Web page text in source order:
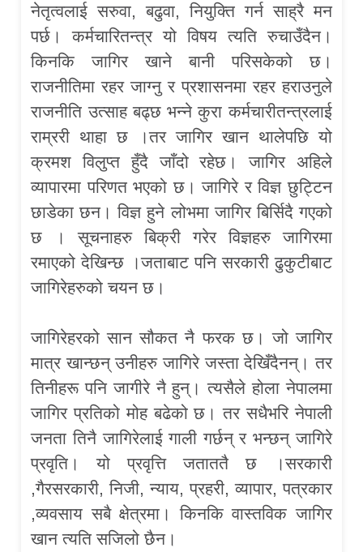
नेतृत्वलाई सरुवा, बढुवा, नियुक्ति गर्न साह्रै मन
पर्छ। कर्मचारितन्त्र यो विषय त्यति रुचाउँदैन।
किनकि जागिर खाने बानी परिसकेको छ।
राजनीतिमा रहर जाग्नु र प्रशासनमा रहर हराउनुले
राजनीति उत्साह बढ्छ भन्ने कुरा कर्मचारीतन्त्रलाई
राम्ररी थाहा छ ।तर जागिर खान थालेपछि यो
क्रमश विलुप्त हुँदै जाँदो रहेछ। जागिर अहिले
व्यापारमा परिणत भएको छ। जागिरे र विज्ञ छुट्टिन
छाडेका छन। विज्ञ हुने लोभमा जागिर बिर्सिदै गएको
छ । सूचनाहरु बिक्री गरेर विज्ञहरु जागिरमा
रमाएको देखिन्छ ।जताबाट पनि सरकारी ढुकुटीबाट
जागिरेहरुको चयन छ।
जागिरेहरको सान सौकत नै फरक छ। जो जागिर
मात्र खान्छन् उनीहरु जागिरे जस्ता देखिँदैनन्। तर
तिनीहरू पनि जागीरे नै हुन्। त्यसैले होला नेपालमा
जागिर प्रतिको मोह बढेको छ। तर सधैभरि नेपाली
जनता तिनै जागिरेलाई गाली गर्छन् र भन्छन् जागिरे
प्रवृति। यो प्रवृत्ति जताततै छ ।सरकारी
,गैरसरकारी, निजी, न्याय, प्रहरी, व्यापार, पत्रकार
,व्यवसाय सबै क्षेत्रमा। किनकि वास्तविक जागिर
खान त्यति सजिलो छैन।